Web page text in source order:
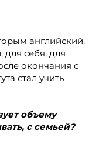
английский.
для себя, для
окончания с
стал учить
объему
с семьей?